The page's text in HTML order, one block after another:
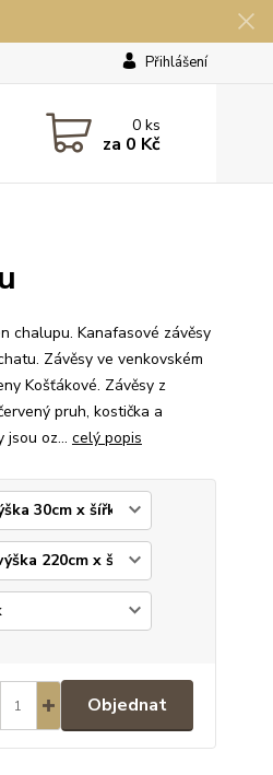
Přihlášení
0ks
za 0 Kč
chalupu. Kanafasové závěsy
Závěsy ve venkovském
Košťákové. Závěsy z
pruh, kostička a
jsou oz... celý popis
Objednat